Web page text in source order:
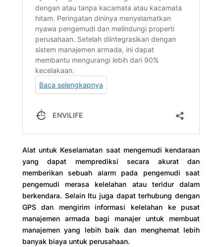
Alat untuk Keselamatan saat mengemudi kendaraan
yang dapat memprediksi secara akurat dan
memberikan sebuah alarm pada pengemudi saat
pengemudi merasa kelelahan atau teridur dalam
berkendara. Selain Itu juga dapat terhubung dengan
GPS dan mengirim informasi kelelahan ke pusat
manajemen armada bagi manajer untuk membuat
manajemen yang lebih baik dan menghemat lebih
banyak biaya untuk perusahaan.